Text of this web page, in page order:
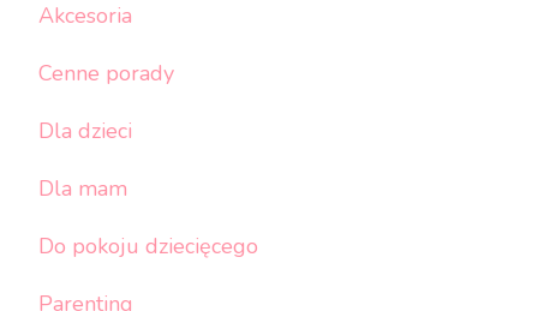
Akcesoria
Cenne porady
Dla dzieci
Dla mam
Do pokoju dziecięcego
Parenting